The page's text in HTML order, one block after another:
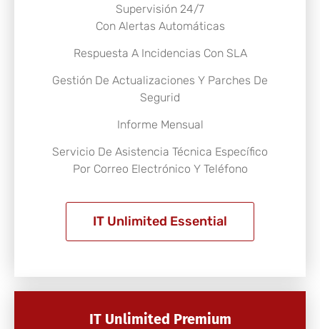
Supervisión 24/7
Con Alertas Automáticas
Respuesta A Incidencias Con SLA
Gestión De Actualizaciones Y Parches De
Segurid
Informe Mensual
Servicio De Asistencia Técnica Específico
Por Correo Electrónico Y Teléfono
IT Unlimited Essential
IT Unlimited Premium